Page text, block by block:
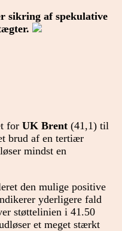
sikring af spekulative
for UK Brent (41,1) til
brud af en tertiær
mindst en
den mulige positive
yderligere fald
støttelinien i 41.50
et meget stærkt